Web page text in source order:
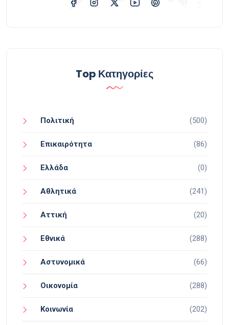
Top Κατηγορίες
Πολιτική (500)
Επικαιρότητα (86)
Ελλάδα (0)
Αθλητικά (241)
Αττική (20)
Εθνικά (288)
Αστυνομικά (66)
Οικονομία (288)
Κοινωνία (202)